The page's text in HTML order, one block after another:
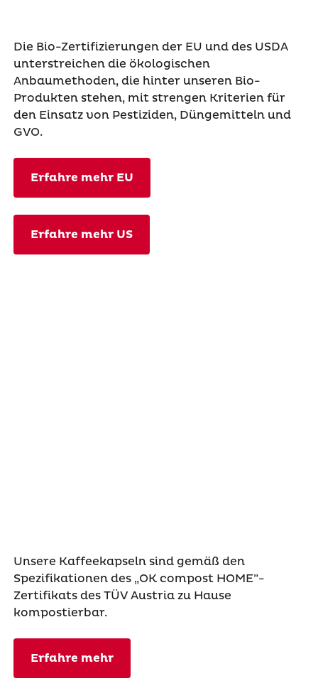
Die Bio-Zertifizierungen der EU und des USDA
unterstreichen die ökologischen
Anbaumethoden, die hinter unseren Bio-
Produkten stehen, mit strengen Kriterien für
den Einsatz von Pestiziden, Düngemitteln und
GVO.
Erfahre mehr EU
Erfahre mehr US
Unsere Kaffeekapseln sind gemäß den
Spezifikationen des „OK compost HOME”-
Zertifikats des TÜV Austria zu Hause
kompostierbar.
Erfahre mehr